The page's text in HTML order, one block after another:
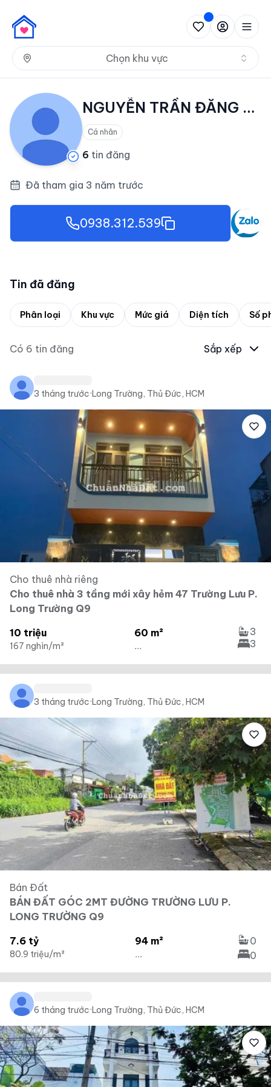
Chọn khu vực
NGUYỄN TRẦN ĐĂNG KHOA
Cá nhân
6 tin đăng
Đã tham gia 3 năm trước
0938.312.539
Tin đã đăng
Phân loại Khu vực Mức giá Diện tích Số
Có 6 tin đăng Sắp xếp
3 tháng trước·Long Trường, Thủ Đức, HCM
Cho thuê nhà riêng
Cho thuê nhà 3 tầng mới xây hẻm 47 Trường Lưu P.
Long Trường Q9
10 triệu
167 nghìn/m²
60 m²
...
3
3
3 tháng trước·Long Trường, Thủ Đức, HCM
Bán Đất
BÁN ĐẤT GÓC 2MT ĐƯỜNG TRƯỜNG LƯU P.
LONG TRƯỜNG Q9
7.6 tỷ
80.9 triệu/m²
94 m²
...
0
0
6 tháng trước·Long Trường, Thủ Đức, HCM